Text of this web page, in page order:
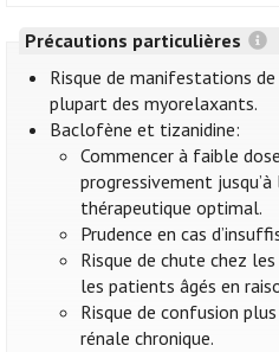
Précautions particulières
Risque de manifestations
plupart des myorelaxants.
Baclofène et tizanidine:
Commencer à faible
progressivement
thérapeutique optimal.
Prudence en cas
Risque de chute chez
les patients âgés en
Risque de confusion
rénale chronique.